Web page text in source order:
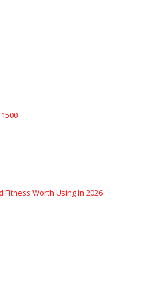
Fitness Worth Using In 2026